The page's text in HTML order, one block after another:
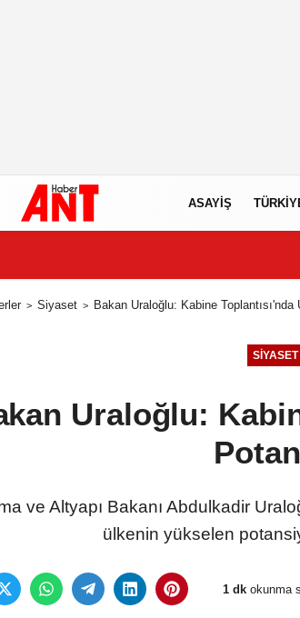
ASAYIŞ
Siyaset Bakan Uraloğlu: Kabine
SIYASET
Uraloğlu:
ve Altyapı Bakanı Abdulkadir
ülkenin yükselen
1 dk okunma